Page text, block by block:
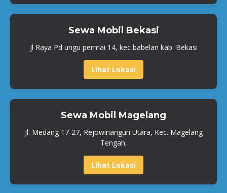
Sewa Mobil Bekasi
jl Raya Pd ungu permai 14, kec babelan kab. Bekasi
Lihat Lokasi
Sewa Mobil Magelang
Jl. Medang 17-27, Rejowinangun Utara, Kec. Magelang
Tengah,
Lihat Lokasi